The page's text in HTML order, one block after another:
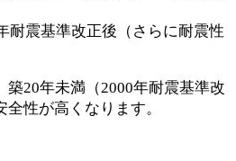
耐震基準改正後（さらに耐震性
築20年未満（2000年耐震基準改
性が高くなります。